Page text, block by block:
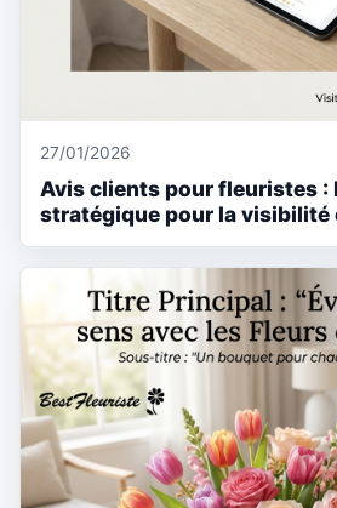
27/01/2026
Avis clients pour fleuristes :
stratégique pour la visibilité